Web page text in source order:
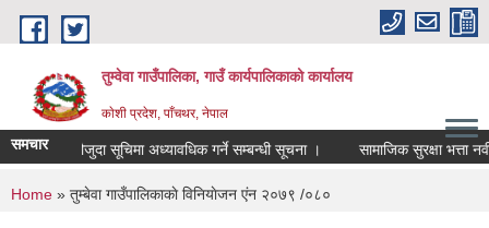
Skip to main content
तुम्वेवा गाउँपालिका, गाउँ कार्यपालिकाको कार्यालय
काेशी प्रदेश, पाँचथर, नेपाल
समचार
दर्ता तथा मौजुदा सूचिमा अध्यावधिक गर्ने सम्बन्धी सूचना । सामाजिक सुरक्षा भत्ता
You are here
Home » तुम्बेवा गाउँपालिकाकाे विनियाेजन एंन २०७९ /०८०